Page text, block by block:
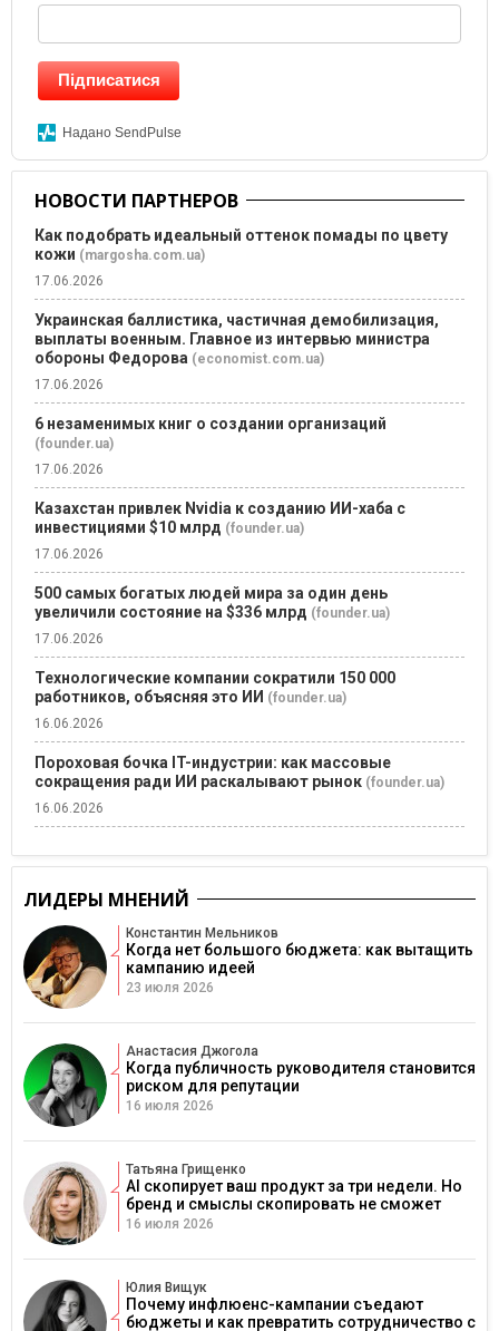
Підписатися
Надано SendPulse
НОВОСТИ ПАРТНЕРОВ
Как подобрать идеальный оттенок помады по цвету
кожи (margosha.com.ua)
17.06.2026
Украинская баллистика, частичная демобилизация,
выплаты военным. Главное из интервью министра
обороны Федорова (economist.com.ua)
17.06.2026
6 незаменимых книг о создании организаций
(founder.ua)
17.06.2026
Казахстан привлек Nvidia к созданию ИИ-хаба с
инвестициями $10 млрд (founder.ua)
17.06.2026
500 самых богатых людей мира за один день
увеличили состояние на $336 млрд (founder.ua)
17.06.2026
Технологические компании сократили 150 000
работников, объясняя это ИИ (founder.ua)
16.06.2026
Пороховая бочка IT-индустрии: как массовые
сокращения ради ИИ раскалывают рынок (founder.ua)
16.06.2026
ЛИДЕРЫ МНЕНИЙ
Константин Мельников
Когда нет большого бюджета: как вытащить
кампанию идеей
23 июля 2026
Анастасия Джогола
Когда публичность руководителя становится
риском для репутации
16 июля 2026
Татьяна Грищенко
AI скопирует ваш продукт за три недели. Но
бренд и смыслы скопировать не сможет
16 июля 2026
Юлия Вищук
Почему инфлюенс-кампании съедают
бюджеты и как превратить сотрудничество с